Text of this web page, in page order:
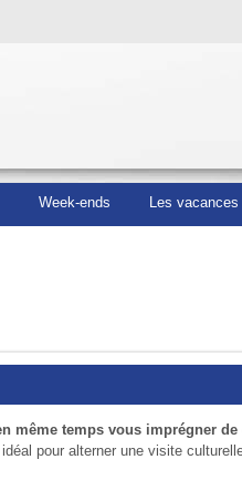
Week-ends Les
même temps vous imprégner
pour alterner une visite